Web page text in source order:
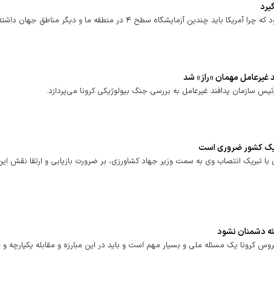
رئیس پدافند غیرعامل گفت: باید از جامعه جهانی پرسیده شود که چرا آمریکا باید چندین آزمایشگاه سطح ۴ در منطقه ما و دیگر مناطق جهان
غیرعامل مهمان «راز» شد
سازمان پدافند غیرعامل به بررسی جنگ بیولوژیکی کرونا می‌پردازد.
کشور ضروری است
تبریک انتصاب وی به سمت وزیر جهاد کشاورزی، بر ضرورت بازیابی و ارتقا نقش
دشمنان نشود
کرونا یک مسئله ملی و بسیار مهم است و باید در این مبارزه و مقابله یکپارچه